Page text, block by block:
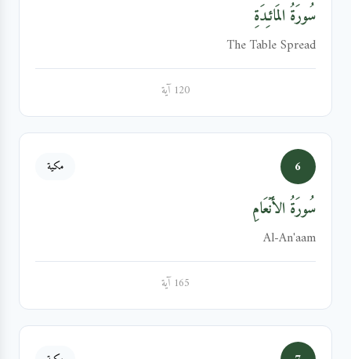
سُورَةُ المَائـِدَةِ
The Table Spread
120 آية
6 مكية
سُورَةُ الأَنۡعَامِ
Al-An'aam
165 آية